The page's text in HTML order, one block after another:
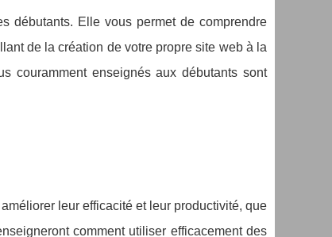
débutants. Elle vous permet de comprendre
de la création de votre propre site web à la
couramment enseignés aux débutants sont
leur efficacité et leur productivité, que
comment utiliser efficacement des